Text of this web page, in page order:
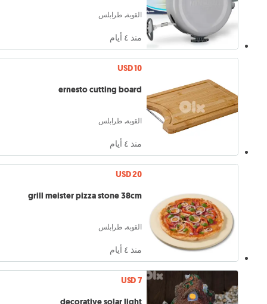
القوبة, طرابلس
منذ ٤ أيام
USD 10
ernesto cutting board
القوبة, طرابلس
منذ ٤ أيام
USD 20
grill meister pizza stone 38cm
القوبة, طرابلس
منذ ٤ أيام
USD 7